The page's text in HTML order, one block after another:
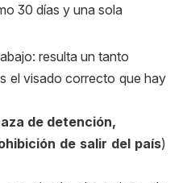
30 días y una sola
resulta un tanto
el visado correcto que hay
de detención,
de salir del país)